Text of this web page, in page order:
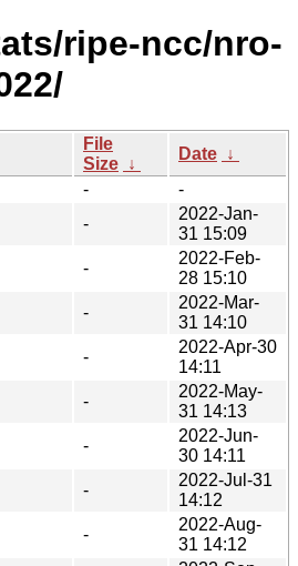
ripe-ncc/nro-
File
Size ↓
Date ↓
-
-
-
2022-Jan-
31 15:09
-
2022-Feb-
28 15:10
-
2022-Mar-
31 14:10
-
2022-Apr-30
14:11
-
2022-May-
31 14:13
-
2022-Jun-
30 14:11
-
2022-Jul-31
14:12
-
2022-Aug-
31 14:12